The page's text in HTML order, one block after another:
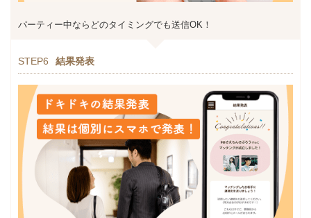
パーティー中ならどのタイミングでも送信OK！
STEP6 結果発表